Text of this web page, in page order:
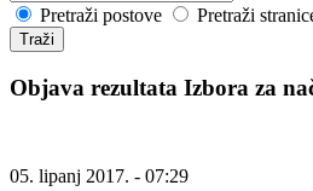
Pretraži postove Pretraži
Traži
Objava rezultata Izbora za
05. lipanj 2017. - 07:29